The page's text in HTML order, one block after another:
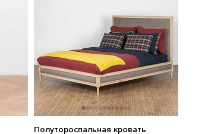
Полутороспальная кровать